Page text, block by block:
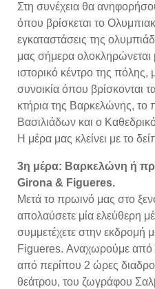
Στη συνέχεια θα
όπου βρίσκεται το
εγκαταστάσεις της
μας σήμερα ολοκληρώνεται
ιστορικό κέντρο της πόλης,
συνοικία όπου βρίσκονται
κτήρια της Βαρκελώνης, το
Βασιλιάδων και ο
Η μέρα μας κλείνει με το
3η μέρα: Βαρκελώνη ή
Girona & Figueres.
Μετά το πρωινό μας στο
απολαύσετε μία ελεύθερη
συμμετέχετε στην εκδρομή
Figueres. Αναχωρούμε από
από περίπου 2 ώρες
θεάτρου, του ζωγράφου